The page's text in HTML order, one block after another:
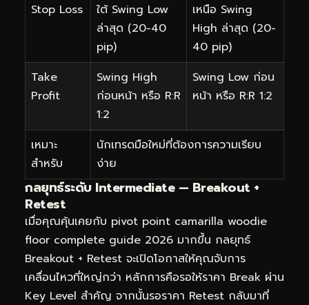
Stop Loss
ใต้ Swing Low
ล่าสุด (20-40
pip)
เหนือ Swing
High ล่าสุด (20-
40 pip)
Take
Profit
Swing High
ก่อนหน้า หรือ R:R
1:2
Swing Low ก่อน
หน้า หรือ R:R 1:2
เหมาะ
สำหรับ
นักเทรดมือใหม่ที่ต้องการความเรียบ
ง่าย
กลยุทธ์ระดับ Intermediate — Breakout +
Retest
เมื่อคุณคุ้นเคยกับ pivot point camarilla woodie
floor complete guide 2026 มากขึ้น กลยุทธ์
Breakout + Retest จะเปิดโอกาสให้คุณจับการ
เคลื่อนไหวที่ใหญ่กว่า หลักการคือรอให้ราคา Break ผ่าน
Key Level สำคัญ จากนั้นรอราคา Retest กลับมาที่